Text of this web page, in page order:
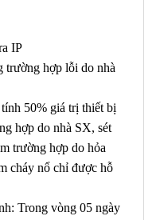
IP
trường hợp lỗi do nhà
50% giá trị thiết bị
hợp do nhà SX, sét
trường hợp do hỏa
cháy nổ chỉ được hỗ
Trong vòng 05 ngày